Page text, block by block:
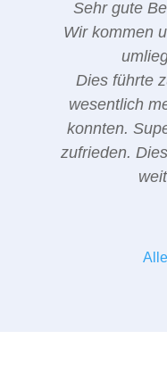
Sehr gute
Wir kommen
Dies führte
wesentlich
konnten.
zufrieden.